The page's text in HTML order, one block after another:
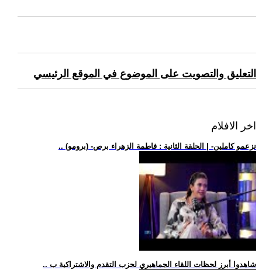
التعليق والتصويت على الموضوع في الموقع الرئيسي
اخر الافلام
.. (برومو) -نزعمو كاملين- | الحلقة الثانية : فاطمة الزهراء برص
.. شاهدوا أبرز لحظات اللقاء الجماهيري لحزب التقدم والاشتراكية ب